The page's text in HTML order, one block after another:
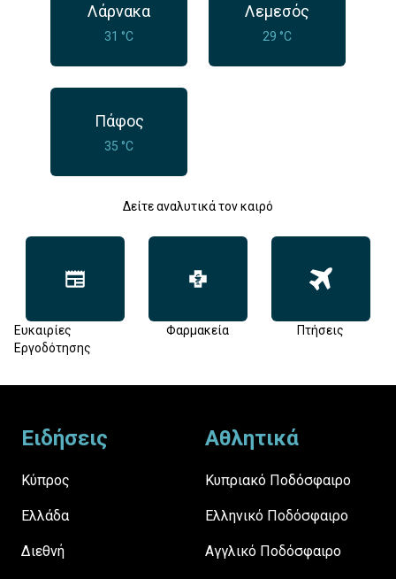
Λάρνακα
31 °C
Λεμεσός
29 °C
Πάφος
35 °C
Δείτε αναλυτικά τον καιρό
Ευκαιρίες
Εργοδότησης
Φαρμακεία Πτήσεις
Ειδήσεις
Κύπρος
Ελλάδα
Διεθνή
Αθλητικά
Κυπριακό Ποδόσφαιρο
Ελληνικό Ποδόσφαιρο
Αγγλικό Ποδόσφαιρο